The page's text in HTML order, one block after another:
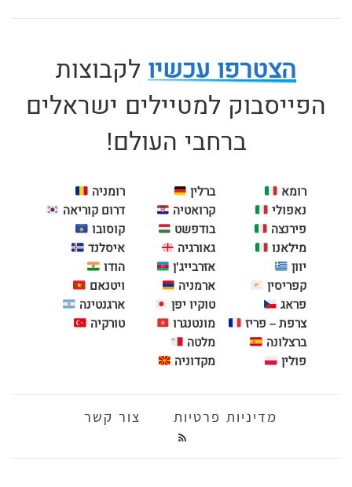
הצטרפו עכשיו לקבוצות
הפייסבוק למטיילים ישראלים
ברחבי העולם!
רומא
נאפולי
פירנצה
מילאנו
יוון
קפריסין
פראג
צרפת – פריז
ברצלונה
פולין
ברלין
קרואטיה
בודפשט
גאורגיה
אזרבייג'ן
ארמניה
טוקיו יפן
מונטנגרו
מלטה
מקדוניה
רומניה
דרום קוריאה
קוסובו
איסלנד
הודו
ויטנאם
ארגנטינה
טורקיה
מדיניות פרטיות צור קשר